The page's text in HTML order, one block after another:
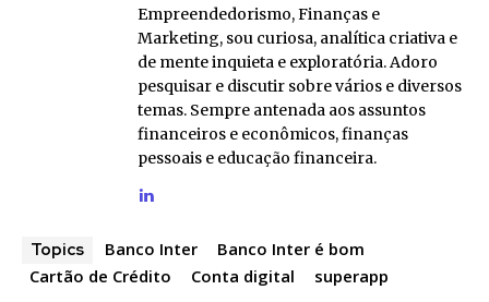
Empreendedorismo, Finanças e
Marketing, sou curiosa, analítica criativa e
de mente inquieta e exploratória. Adoro
pesquisar e discutir sobre vários e diversos
temas. Sempre antenada aos assuntos
financeiros e econômicos, finanças
pessoais e educação financeira.
Topics Banco Inter
Banco Inter é bom
Cartão de Crédito
Conta digital superapp